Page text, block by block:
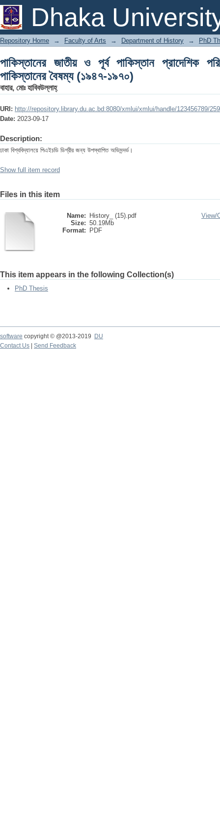
Dhaka
পাকিস্তানের জাতীয় ও পূর্ব পাকিস্তান প্রাদেশিক
Repository Home → Faculty of Arts → Department of History → PhD
পাকিস্তানের জাতীয় ও পূর্ব পাকিস্তান প্রাদেশিক
পাকিস্তানের বৈষম্য (১৯৪৭-১৯৭০)
বাহার, মোঃ হাবিবউল্লাহ্
URI: http://repository.library.du.ac.bd:8080/xmlui/xmlui/handle/123456789/
Date: 2023-09-17
Description:
ঢাকা বিশ্ববিদ্যালয়ে পিএইচডি ডিগ্রীর জন্য উপস্থাপিত অভিসন্দর্ভ।
Show full item record
Files in this item
Name:
History_ (15).pdf
Size: 50.19Mb
Format:
PDF
View/
This item appears in the following Collection(s)
PhD Thesis
software copyright © @2013-2019
DU
Contact Us
Send Feedback